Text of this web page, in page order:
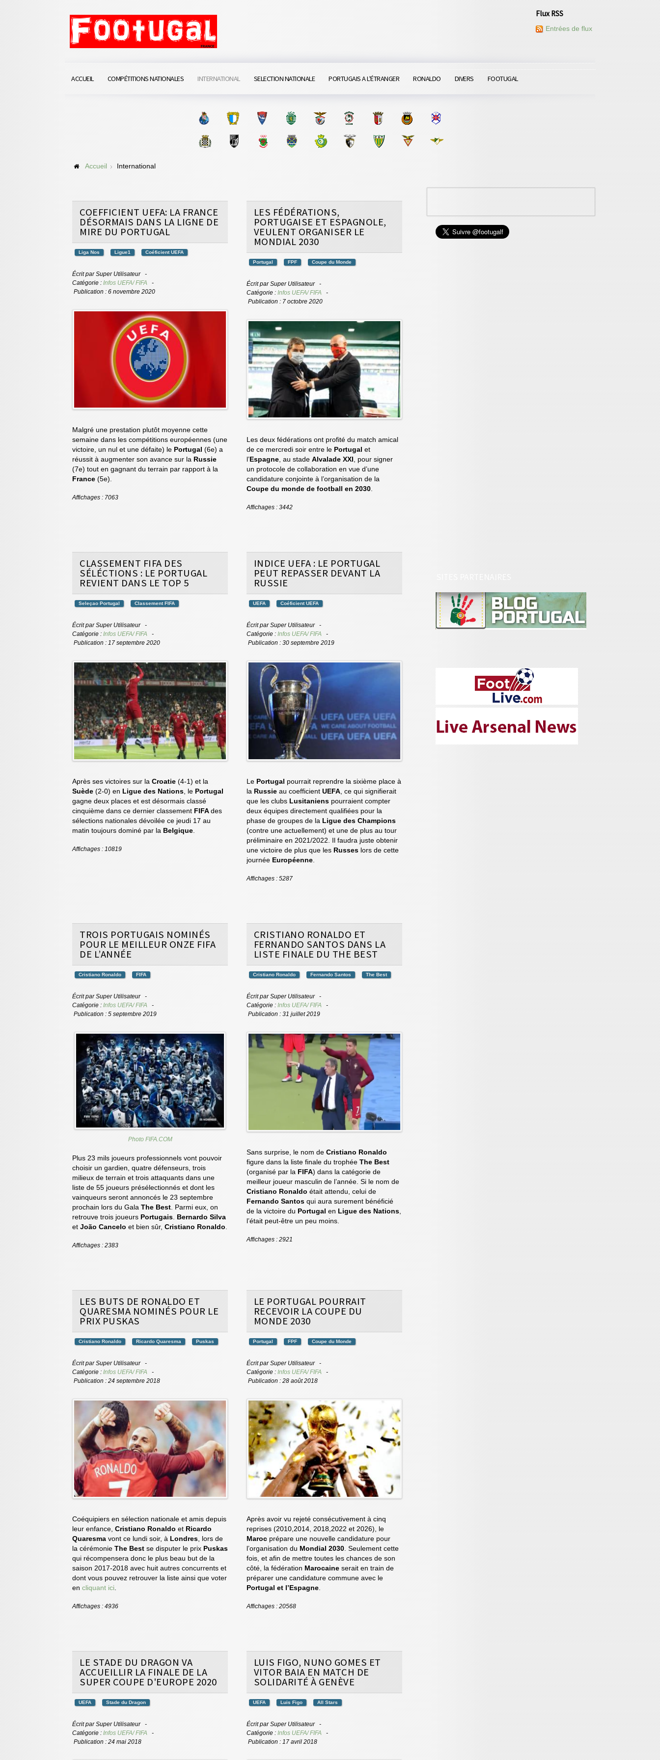
Flux RSS
Entrées de flux
ACCUEIL COMPÉTITIONS NATIONALES INTERNATIONAL SELECTION NATIONALE PORTUGAIS A L'ÉTRANGER RONALDO DIVERS FOOTUGAL
Accueil International
COEFFICIENT UEFA: LA FRANCE
DÉSORMAIS DANS LA LIGNE DE
MIRE DU PORTUGAL
Liga Nos Ligue1 Coéficient UEFA
Écrit parSuper Utilisateur
Catégorie : Infos UEFA/ FIFA
Publication : 6 novembre 2020
Malgré une prestation plutôt moyenne cette
semaine dans les compétitions européennes (une
victoire, un nul et une défaite) le Portugal (6e) a
réussit à augmenter son avance sur la Russie
(7e) tout en gagnant du terrain par rapport à la
France (5e).
Affichages : 7063
LES FÉDÉRATIONS,
PORTUGAISE ET ESPAGNOLE,
VEULENT ORGANISER LE
MONDIAL 2030
Portugal FPF Coupe du Monde
Écrit parSuper Utilisateur
Catégorie : Infos UEFA/ FIFA
Publication : 7 octobre 2020
Les deux fédérations ont profité du match amical
de ce mercredi soir entre le Portugal et
l’Espagne, au stade Alvalade XXI , pour signer
un protocole de collaboration en vue d’une
candidature conjointe à l’organisation de la
Coupe du monde de football en 2030.
Affichages : 3442
CLASSEMENT FIFA DES
SÉLÉCTIONS : LE PORTUGAL
REVIENT DANS LE TOP 5
Seleçao Portugal Classement FIFA
Écrit parSuper Utilisateur
Catégorie : Infos UEFA/ FIFA
Publication : 17 septembre 2020
Après ses victoires sur la Croatie (4-1) et la
Suède (2-0) en Ligue des Nations , le Portugal
gagne deux places et est désormais classé
cinquième dans ce dernier classement FIFA des
sélections nationales dévoilée ce jeudi 17 au
matin toujours dominé par la Belgique
Affichages : 10819
INDICE UEFA : LE PORTUGAL
PEUT REPASSER DEVANT LA
RUSSIE
UEFA Coéficient UEFA
Écrit parSuper Utilisateur
Catégorie : Infos UEFA/ FIFA
Publication : 30 septembre 2019
Le Portugal pourrait reprendre la sixième place à
la Russie au coefficient UEFA, ce qui signifierait
que les clubs Lusitaniens pourraient compter
deux équipes directement qualifiées pour la
phase de groupes de la Ligue des Champions
(contre une actuellement) et une de plus au tour
préliminaire en 2021/2022. Il faudra juste obtenir
une victoire de plus que les Russes lors de cette
journée Européenne.
Affichages : 5287
TROIS PORTUGAIS NOMINÉS
POUR LE MEILLEUR ONZE FIFA
DE L’ANNÉE
Cristiano Ronaldo FIFA
Écrit parSuper Utilisateur
Catégorie : Infos UEFA/ FIFA
Publication : 5 septembre 2019
Photo FIFA.COM
Plus 23 mils joueurs professionnels vont pouvoir
choisir un gardien, quatre défenseurs, trois
milieux de terrain et trois attaquants dans une
liste de 55 joueurs présélectionnés et dont les
vainqueurs seront annoncés le 23 septembre
prochain lors du Gala The Best . Parmi eux, on
retrouve trois joueurs Portugais
Bernardo Silva
et João Cancelo et bien sûr, Cristiano Ronaldo
Affichages : 2383
CRISTIANO RONALDO ET
FERNANDO SANTOS DANS LA
LISTE FINALE DU THE BEST
Cristiano Ronaldo Fernando Santos The Best
Écrit parSuper Utilisateur
Catégorie : Infos UEFA/ FIFA
Publication : 31 juillet 2019
Sans surprise, le nom de Cristiano Ronaldo
figure dans la liste finale du trophée The Best
(organisé par la FIFA) dans la catégorie de
meilleur joueur masculin de l’année. Si le nom de
Cristiano Ronaldo était attendu, celui de
Fernando Santosqui aura surement bénéficié
de la victoire du Portugal en Ligue des Nations,
l’était peut-être un peu moins.
Affichages : 2921
LES BUTS DE RONALDO ET
QUARESMA NOMINÉS POUR LE
PRIX PUSKAS
Cristiano Ronaldo Ricardo Quaresma Puskas
Écrit parSuper Utilisateur
Catégorie : Infos UEFA/ FIFA
Publication : 24 septembre 2018
Coéquipiers en sélection nationale et amis depuis
leur enfance, Cristiano Ronaldo et Ricardo
Quaresma vont ce lundi soir, à Londres, lors de
la cérémonie The Best se disputer le prix Puskas
qui récompensera donc le plus beau but de la
saison 2017-2018 avec huit autres concurrents et
dont vous pouvez retrouver la liste ainsi que voter
en cliquant ici.
Affichages : 4936
LE PORTUGAL POURRAIT
RECEVOIR LA COUPE DU
MONDE 2030
Portugal FPF Coupe du Monde
Écrit parSuper Utilisateur
Catégorie : Infos UEFA/ FIFA
Publication : 28 août 2018
Après avoir vu rejeté consécutivement à cinq
reprises (2010,2014, 2018,2022 et 2026), le
Maroc prépare une nouvelle candidature pour
l’organisation du Mondial 2030. Seulement cette
fois, et afin de mettre toutes les chances de son
côté, la fédération Marocaine serait en train de
préparer une candidature commune avec le
Portugal et l’Espagne.
Affichages : 20568
LE STADE DU DRAGON VA
ACCUEILLIR LA FINALE DE LA
SUPER COUPE D'EUROPE 2020
UEFA Stade du Dragon
Écrit parSuper Utilisateur
Catégorie : Infos UEFA/ FIFA
Publication : 24 mai 2018
LUIS FIGO, NUNO GOMES ET
VITOR BAIA EN MATCH DE
SOLIDARITÉ À GENÈVE
UEFA Luis Figo All Stars
Écrit parSuper Utilisateur
Catégorie : Infos UEFA/ FIFA
Publication : 17 avril 2018
SITES PARTENAIRES